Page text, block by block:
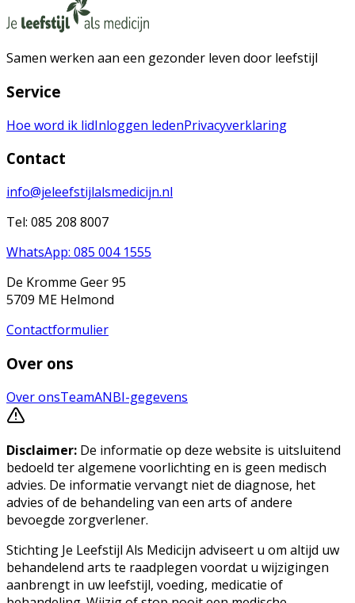
Samen werken aan een gezonder leven door leefstijl
Service
Hoe word ik lidInloggen ledenPrivacyverklaring
Contact
info@jeleefstijlalsmedicijn.nl
Tel: 085 208 8007
WhatsApp: 085 004 1555
De Kromme Geer 95
5709 ME Helmond
Contactformulier
Over ons
Over onsTeamANBI-gegevens
Disclaimer: De informatie op deze website is uitsluitend
bedoeld ter algemene voorlichting en is geen medisch
advies. De informatie vervangt niet de diagnose, het
advies of de behandeling van een arts of andere
bevoegde zorgverlener.
Stichting Je Leefstijl Als Medicijn adviseert u om altijd uw
behandelend arts te raadplegen voordat u wijzigingen
aanbrengt in uw leefstijl, voeding, medicatie of